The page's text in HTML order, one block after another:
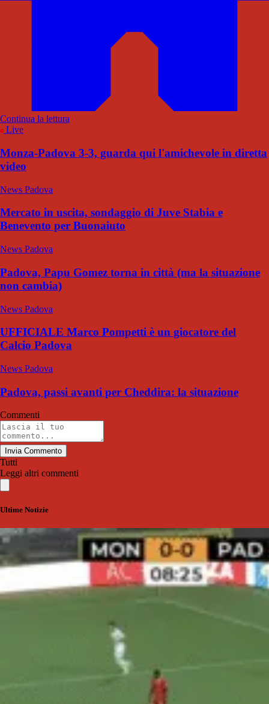
Continua la lettura
Live
Monza-Padova 3-3, guarda qui l'amichevole in diretta
video
News Padova
Mercato in uscita, sondaggio di Juve Stabia e
Benevento per Buonaiuto
News Padova
Padova, Papu Gomez torna in città (ma la situazione
non cambia)
News Padova
UFFICIALE Marco Pompetti è un giocatore del
Calcio Padova
News Padova
Padova, passi avanti per Cheddira: la situazione
Commenti
Invia Commento
Tutti
Leggi altri commenti
Ultime Notizie